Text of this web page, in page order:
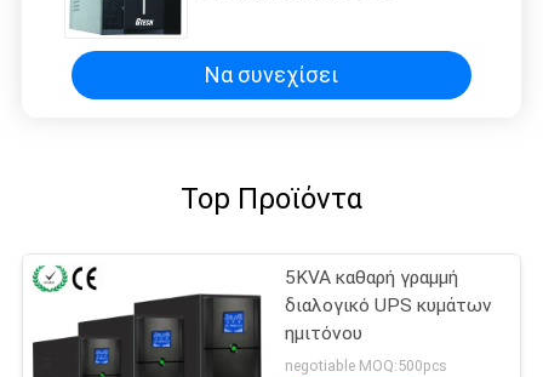
Να συνεχίσει
Top Προϊόντα
5KVA καθαρή γραμμή
διαλογικό UPS κυμάτων
ημιτόνου
negotiable MOQ:500pcs